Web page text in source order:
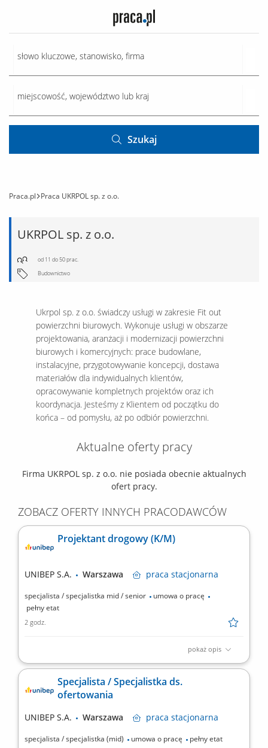
Szukaj
Praca.pl Praca UKRPOL sp. z o.o.
UKRPOL sp. z o.o.
od 11 do 50 prac.
Budownictwo
Ukrpol sp. z o.o. świadczy usługi w zakresie Fit out
powierzchni biurowych. Wykonuje usługi w obszarze
projektowania, aranżacji i modernizacji powierzchni
biurowych i komercyjnych: prace budowlane,
instalacyjne, przygotowywanie koncepcji, dostawa
materiałów dla indywidualnych klientów,
opracowywanie kompletnych projektów oraz ich
koordynacja. Jesteśmy z Klientem od początku do
końca – od pomysłu, aż po odbiór powierzchni.
Aktualne oferty pracy
Firma UKRPOL sp. z o.o. nie posiada obecnie aktualnych
ofert pracy.
ZOBACZ OFERTY INNYCH PRACODAWCÓW
Projektant drogowy (K/M)
UNIBEP S.A. Warszawa praca stacjonarna
specjalista / specjalistka mid / senior
umowa o pracę
pełny etat
2 godz.
pokaż opis
Zakres obowiązków: Opracowywanie koncepcji oraz
ofertowania i realizacji. Przygotowywanie projektów
budowlanych, wykonawczych oraz opracowań technicznych
Współpraca z...
Specjalista / Specjalistka ds.
ofertowania
UNIBEP S.A. Warszawa praca stacjonarna
specjalista / specjalistka (mid) umowa o pracę pełny etat